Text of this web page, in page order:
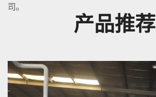
司。
产品推荐